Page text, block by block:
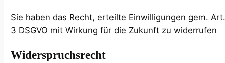
Sie haben das Recht, erteilte Einwilligungen gem.
3 DSGVO mit Wirkung für die Zukunft zu widerrufen
Widerspruchsrecht